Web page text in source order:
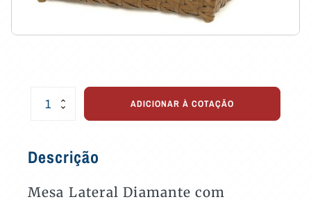
Mesa
ADICIONAR À COTAÇÃO
Descrição
Mesa Lateral Diamante com